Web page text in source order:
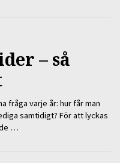
– så
fråga varje år: hur får man
samtidigt? För att lyckas
…